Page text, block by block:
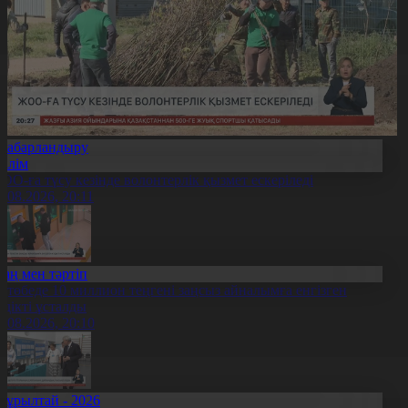
ға түсу кезінде волонтерлік қызмет ескеріледі
20:11
мен тәртіп
10 миллион теңгені заңсыз айналымға енгізген
ұсталды
20:10
- 2026